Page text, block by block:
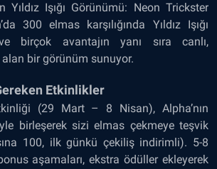
Yıldız Işığı Görünümü: Neon Trickster
300 elmas karşılığında Yıldız Işığı
birçok avantajın yanı sıra canlı,
bir görünüm sunuyor.
Etkinlikler
(29 Mart – 8 Nisan), Alpha’nın
birleşerek sizi elmas çekmeye teşvik
100, ilk günkü çekiliş indirimli). 5-8
aşamaları, ekstra ödüller ekleyerek